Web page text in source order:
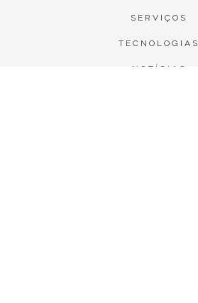
SERVIÇOS
TECNOLOGIAS
NOTÍCIAS